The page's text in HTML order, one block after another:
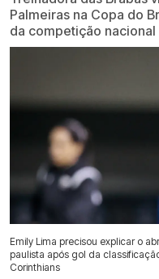
Palmeiras na Copa do
da competição
Emily Lima precisou explicar o
paulista após gol da
Corinthians